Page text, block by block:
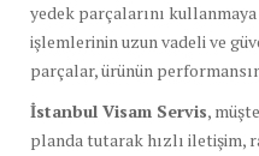
yedek parçalarını
işlemlerinin uzun vadeli ve
parçalar, ürünün
İstanbul Visam Servis,
planda tutarak hızlı iletişim,